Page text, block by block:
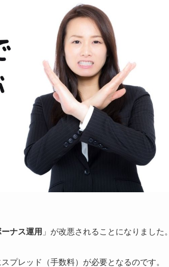
ナス運用 」が改悪されることになりました。
プレッド（手数料）が必要となるのです。